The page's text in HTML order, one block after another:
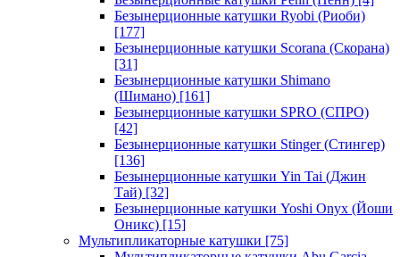
Безынерционные катушки Ryobi (Риоби)
[177]
Безынерционные катушки Scorana (Скорана)
[31]
Безынерционные катушки Shimano
(Шимано) [161]
Безынерционные катушки SPRO (СПРО)
[42]
Безынерционные катушки Stinger (Стингер)
[136]
Безынерционные катушки Yin Tai (Джин
Тай) [32]
Безынерционные катушки Yoshi Onyx (Йоши
Оникс) [15]
Мультипликаторные катушки [75]